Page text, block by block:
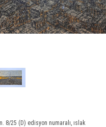
8/25 (D) edisyon numaralı, ıslak